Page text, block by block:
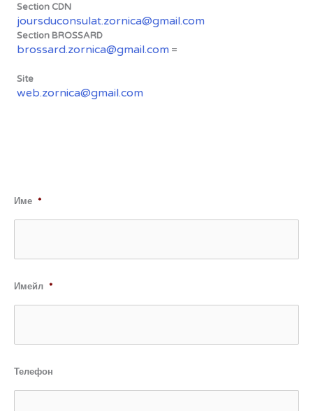
Section CDN
joursduconsulat.zornica@gmail.com
Section BROSSARD
brossard.zornica@gmail.com =
Site
web.zornica@gmail.com
Име *
Имейл *
Телефон